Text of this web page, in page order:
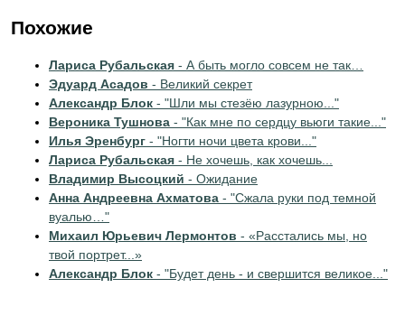
Похожие
Лариса Рубальская - А быть могло совсем не так…
Эдуард Асадов - Великий секрет
Александр Блок - "Шли мы стезёю лазурною..."
Вероника Тушнова - "Как мне по сердцу вьюги такие..."
Илья Эренбург - "Ногти ночи цвета крови..."
Лариса Рубальская - Не хочешь, как хочешь...
Владимир Высоцкий - Ожидание
Анна Андреевна Ахматова - "Сжала руки под темной
вуалью…"
Михаил Юрьевич Лермонтов - «Расстались мы, но
твой портрет...»
Александр Блок - "Будет день - и свершится великое..."